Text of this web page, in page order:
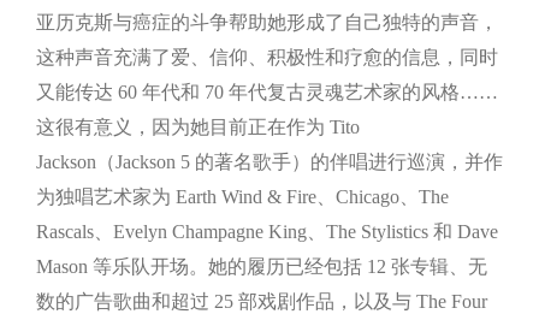
亚历克斯与癌症的斗争帮助她形成了自己独特的声音，
这种声音充满了爱、信仰、积极性和疗愈的信息，同时
又能传达 60 年代和 70 年代复古灵魂艺术家的风格……
这很有意义，因为她目前正在作为 Tito
Jackson（Jackson 5 的著名歌手）的伴唱进行巡演，并作
为独唱艺术家为 Earth Wind & Fire、Chicago、The
Rascals、Evelyn Champagne King、The Stylistics 和 Dave
Mason 等乐队开场。她的履历已经包括 12 张专辑、无
数的广告歌曲和超过 25 部戏剧作品，以及与 The Four